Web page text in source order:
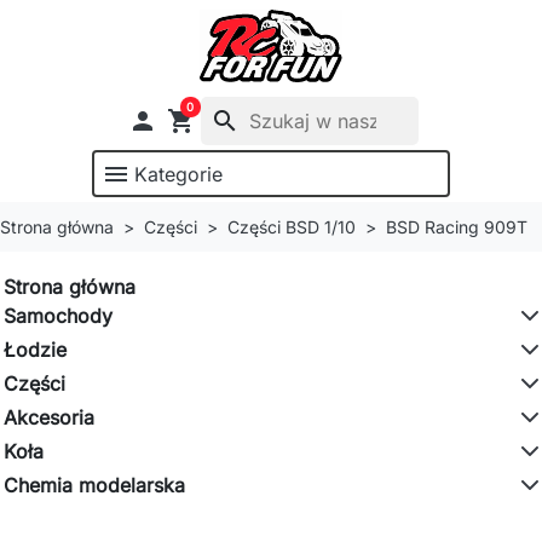
 shopping_cart
0
search
menu Kategorie
Strona główna Części Części BSD 1/10 BSD Racing 909T
Strona główna
Samochody
Łodzie
Części
Akcesoria
Koła
Chemia modelarska